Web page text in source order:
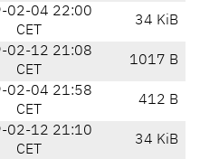
02-04 22:00
CET
34 KiB
02-12 21:08
CET
1017 B
02-04 21:58
CET
412 B
02-12 21:10
CET
34 KiB